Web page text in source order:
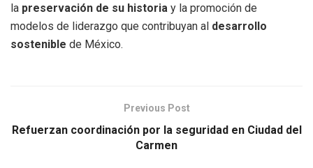
la preservación de su historia y la promoción de
modelos de liderazgo que contribuyan al desarrollo
sostenible de México.
Previous Post
Refuerzan coordinación por la seguridad en Ciudad del
Carmen